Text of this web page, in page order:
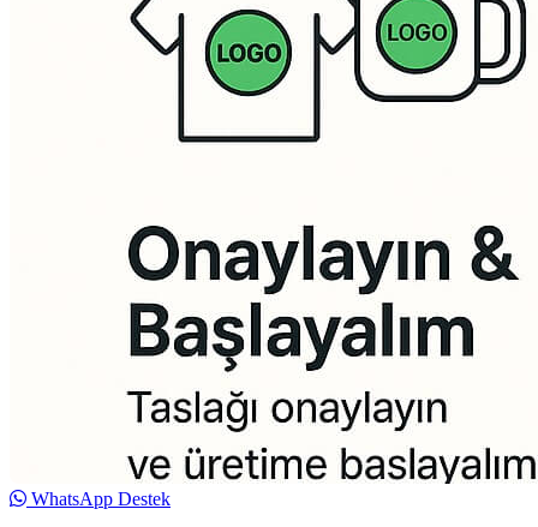
WhatsApp Destek